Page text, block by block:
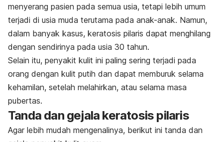
menyerang pasien pada semua usia, tetapi lebih umum
terjadi di usia muda terutama pada anak-anak. Namun,
dalam banyak kasus, keratosis pilaris dapat menghilang
dengan sendirinya pada usia 30 tahun.
Selain itu, penyakit kulit ini paling sering terjadi pada
orang dengan kulit putih dan dapat memburuk selama
kehamilan, setelah melahirkan, atau selama masa
pubertas.
Tanda dan gejala keratosis pilaris
Agar lebih mudah mengenalinya, berikut ini tanda dan